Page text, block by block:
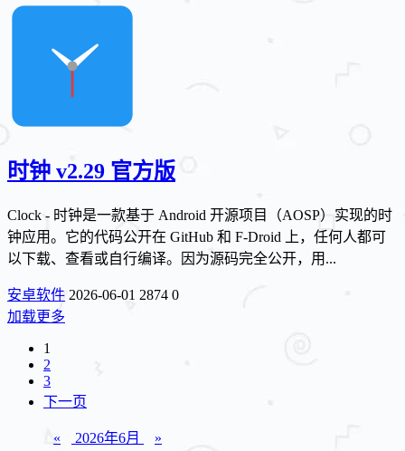
时钟 v2.29 官方版
Clock - 时钟是一款基于 Android 开源项目（AOSP）实现的时
钟应用。它的代码公开在 GitHub 和 F‑Droid 上，任何人都可
以下载、查看或自行编译。因为源码完全公开，用...
安卓软件 2026-06-01 2874 0
加载更多
1
2
3
下一页
« 2026年6月 »